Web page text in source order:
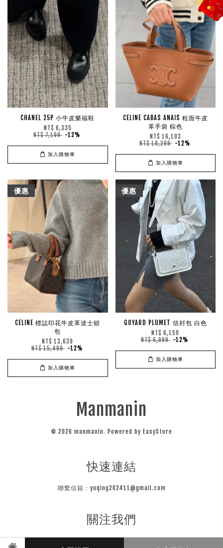
CHANEL 25P 小牛皮樂福鞋
NT$ 6,335
NT$ 7,199 -12%
加入購物車
CELINE CABAS ANAIS 粒面牛皮
革手袋 棕色
NT$ 16,103
NT$ 18,299 -12%
加入購物車
優惠
CELINE 標誌印花牛皮革波士頓
包
NT$ 13,639
NT$ 15,499 -12%
加入購物車
優惠
GOYARD PLUMET 信封包 白色
NT$ 6,159
NT$ 6,999 -12%
加入購物車
Manmanin
© 2026 manmanin. Powered by EasyStore
快速連結
聯繫信箱：yuqing202411@gmail.com
關注我們